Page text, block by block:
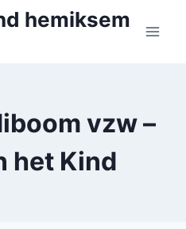
hemiksem
vzw –
het Kind